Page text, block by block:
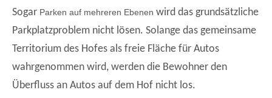
Sogar Parken auf mehreren Ebenen wird das grundsätzliche
Parkplatzproblem nicht lösen. Solange das gemeinsame
Territorium des Hofes als freie Fläche für Autos
wahrgenommen wird, werden die Bewohner den
Überfluss an Autos auf dem Hof ​​nicht los.